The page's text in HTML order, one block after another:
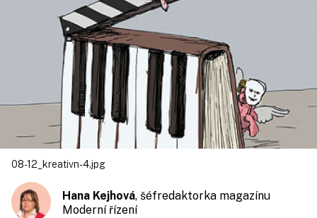
08-12_kreativn-4.jpg
Hana Kejhová, šéfredaktorka magazínu
Moderní řízení